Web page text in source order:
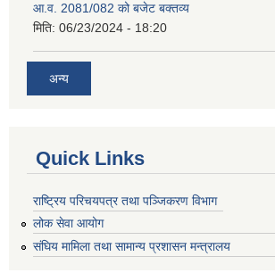
आ.व. 2081/082 को बजेट बक्तव्य
मिति: 06/23/2024 - 18:20
अन्य
Quick Links
राष्ट्रिय परिचयपत्र तथा पञ्जिकरण विभाग
लोक सेवा आयोग
संघिय मामिला तथा सामान्य प्रशासन मन्त्रालय